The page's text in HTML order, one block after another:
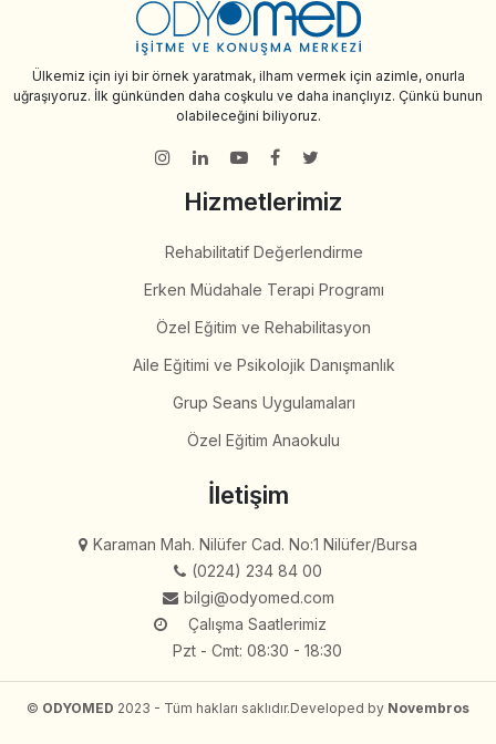
Ülkemiz için iyi bir örnek yaratmak, ilham vermek için azimle, onurla
uğraşıyoruz. İlk günkünden daha coşkulu ve daha inançlıyız. Çünkü bunun
olabileceğini biliyoruz.
Hizmetlerimiz
Rehabilitatif Değerlendirme
Erken Müdahale Terapi Programı
Özel Eğitim ve Rehabilitasyon
Aile Eğitimi ve Psikolojik Danışmanlık
Grup Seans Uygulamaları
Özel Eğitim Anaokulu
İletişim
Karaman Mah. Nilüfer Cad. No:1 Nilüfer/Bursa
(0224) 234 84 00
bilgi@odyomed.com
Çalışma Saatlerimiz
Pzt - Cmt: 08:30 - 18:30
© ODYOMED 2023 - Tüm hakları saklıdır.Developed by Novembros